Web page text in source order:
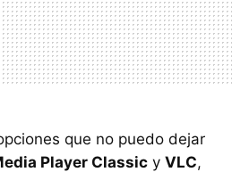
que no puedo dejar
Player Classic y VLC,